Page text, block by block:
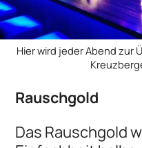
Hier wird jeder Abend zur
Rauschgold
Das Rauschgold